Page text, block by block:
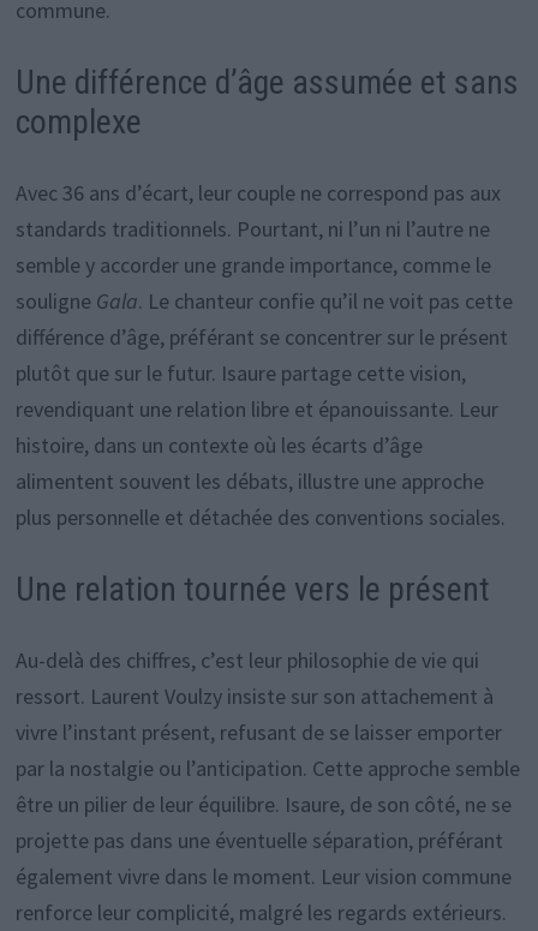
commune.
Une différence d’âge assumée et sans
complexe
Avec 36 ans d’écart, leur couple ne correspond pas aux
standards traditionnels. Pourtant, ni l’un ni l’autre ne
semble y accorder une grande importance, comme le
souligne Gala. Le chanteur confie qu’il ne voit pas cette
différence d’âge, préférant se concentrer sur le présent
plutôt que sur le futur. Isaure partage cette vision,
revendiquant une relation libre et épanouissante. Leur
histoire, dans un contexte où les écarts d’âge
alimentent souvent les débats, illustre une approche
plus personnelle et détachée des conventions sociales.
Une relation tournée vers le présent
Au-delà des chiffres, c’est leur philosophie de vie qui
ressort. Laurent Voulzy insiste sur son attachement à
vivre l’instant présent, refusant de se laisser emporter
par la nostalgie ou l’anticipation. Cette approche semble
être un pilier de leur équilibre. Isaure, de son côté, ne se
projette pas dans une éventuelle séparation, préférant
également vivre dans le moment. Leur vision commune
renforce leur complicité, malgré les regards extérieurs.